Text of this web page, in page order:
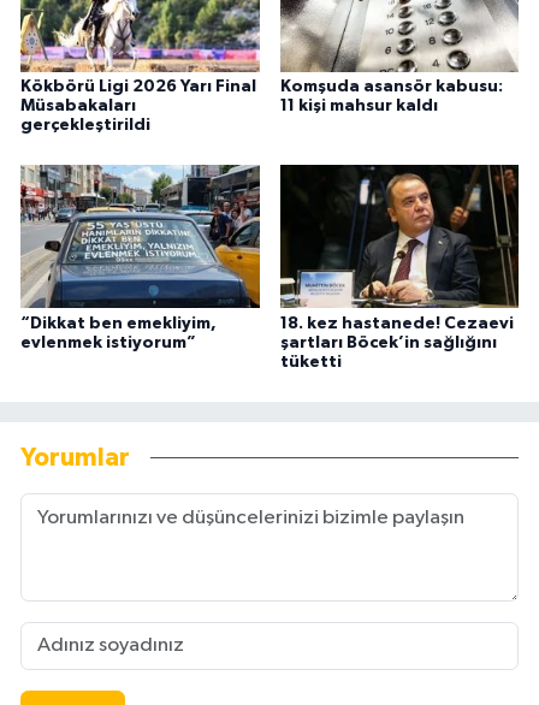
Kökbörü Ligi 2026 Yarı Final
Müsabakaları
gerçekleştirildi
Komşuda asansör kabusu:
11 kişi mahsur kaldı
“Dikkat ben emekliyim,
evlenmek istiyorum”
18. kez hastanede! Cezaevi
şartları Böcek’in sağlığını
tüketti
Yorumlar